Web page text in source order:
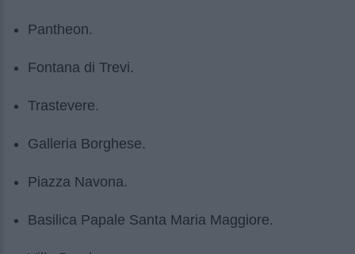
Pantheon.
Fontana di Trevi.
Trastevere.
Galleria Borghese.
Piazza Navona.
Basilica Papale Santa Maria Maggiore.